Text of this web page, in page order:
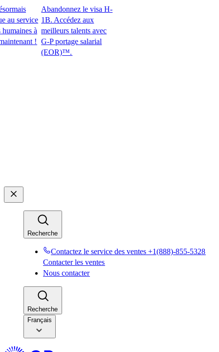
à
!​​
Abandonnez le visa H-
1B. Accédez aux
meilleurs talents avec
G-P portage salarial
(EOR)™.​​
Recherche​​
Contactez le service des ventes +1(888)-855-5328​​
Contacter les ventes​​
Nous contacter​​
Recherche​​
Français